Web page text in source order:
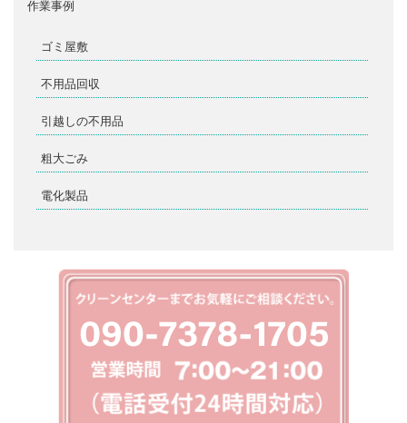
作業事例
ゴミ屋敷
不用品回収
引越しの不用品
粗大ごみ
電化製品